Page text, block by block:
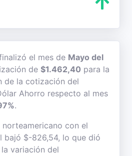
el mes de Mayo del
de $1.462,40 para la
de la cotización del
Ahorro respecto al mes
.
con el
bajó $-826,54, lo que dió
variación del